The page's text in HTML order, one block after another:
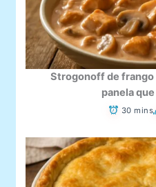
Strogonoff de frango
panela
30 mins